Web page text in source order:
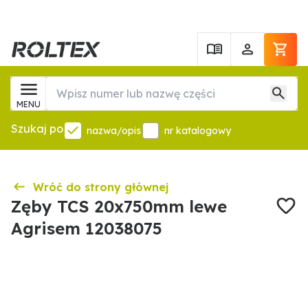
MENU
Szukaj po nazwa/opis nr katalogowy
Wróć do strony głównej
Zęby TCS 20x750mm lewe
Agrisem 12038075